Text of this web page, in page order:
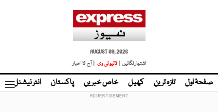
AUGUST 09, 2026
اشتہار لگائیں |
لائیو ٹی وی | آج کا اخبار
صفحۂ اول تازہ ترین کھیل خاص خبریں پاکستان انٹر نیشنل